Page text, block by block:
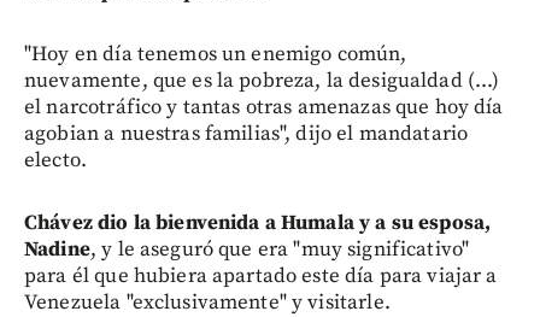
"Hoy en día tenemos un enemigo común,
nuevamente, que es la pobreza, la desigualdad (...)
el narcotráfico y tantas otras amenazas que hoy día
agobian a nuestras familias", dijo el mandatario
electo.
Chávez dio la bienvenida a Humala y a su esposa,
Nadine, y le aseguró que era "muy significativo"
para él que hubiera apartado este día para viajar a
Venezuela "exclusivamente" y visitarle.